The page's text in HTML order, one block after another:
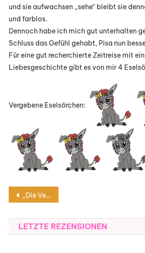
und sie aufwachsen „sehe“ bleibt sie
und farblos.
Dennoch habe ich mich gut unterhalten
Schluss das Gefühl gehabt, Pisa nun
Für eine gut recherchierte Zeitreise mit
Liebesgeschichte gibt es von mir 4
Vergebene Eselsörchen:
Beitragsnavigation
„Die Vergessenen“ von Ellen Sandberg
LETZTE REZENSIONEN